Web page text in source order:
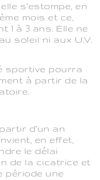
s’estompe, en
mois et ce,
1 à 3 ans. Elle ne
soleil ni aux U.V.
sportive pourra
à partir de la
d’un an
en effet,
le délai
de la cicatrice et
période une